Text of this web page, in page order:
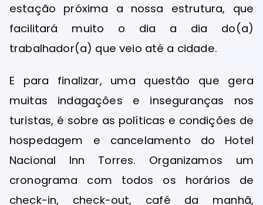
estação próxima a nossa estrutura, que
facilitará muito o dia a dia do(a)
trabalhador(a) que veio até a cidade.
E para finalizar, uma questão que gera
muitas indagações e inseguranças nos
turistas, é sobre as políticas e condições de
hospedagem e cancelamento do Hotel
Nacional Inn Torres. Organizamos um
cronograma com todos os horários de
check-in, check-out, café da manhã,